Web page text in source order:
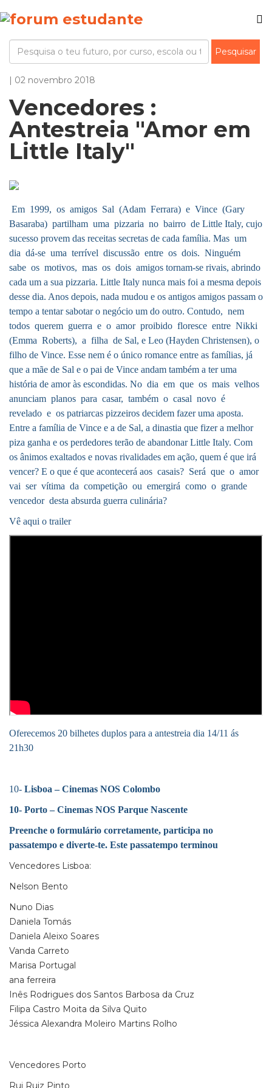
| 02 novembro 2018
Vencedores :
Antestreia "Amor em
Little Italy"
Em 1999, os amigos Sal (Adam Ferrara) e Vince (Gary
Basaraba) partilham uma pizzaria no bairro de Little Italy, cujo
sucesso provem das receitas secretas de cada família. Mas um
dia dá-se uma terrível discussão entre os dois. Ninguém
sabe os motivos, mas os dois amigos tornam-se rivais, abrindo
cada um a sua pizzaria. Little Italy nunca mais foi a mesma depois
desse dia. Anos depois, nada mudou e os antigos amigos passam o
tempo a tentar sabotar o negócio um do outro. Contudo, nem
todos querem guerra e o amor proibido floresce entre Nikki
(Emma Roberts), a filha de Sal, e Leo (Hayden Christensen), o
filho de Vince. Esse nem é o único romance entre as famílias, já
que a mãe de Sal e o pai de Vince andam também a ter uma
história de amor às escondidas. No dia em que os mais velhos
anunciam planos para casar, também o casal novo é
revelado e os patriarcas pizzeiros decidem fazer uma aposta.
Entre a família de Vince e a de Sal, a dinastia que fizer a melhor
piza ganha e os perdedores terão de abandonar Little Italy. Com
os ânimos exaltados e novas rivalidades em ação, quem é que irá
vencer? E o que é que acontecerá aos casais? Será que o amor
vai ser vítima da competição ou emergirá como o grande
vencedor desta absurda guerra culinária?
Vê aqui o trailer
Oferecemos 20 bilhetes duplos para a antestreia dia 14/11 ás
21h30
10- Lisboa – Cinemas NOS Colombo
10- Porto – Cinemas NOS Parque Nascente
Preenche o formulário corretamente, participa no
passatempo e diverte-te. Este passatempo terminou
Vencedores Lisboa:
Nelson Bento
Nuno Dias
Daniela Tomás
Daniela Aleixo Soares
Vanda Carreto
Marisa Portugal
ana ferreira
Inês Rodrigues dos Santos Barbosa da Cruz
Filipa Castro Moita da Silva Quito
Jéssica Alexandra Moleiro Martins Rolho
Vencedores Porto
Rui Ruiz Pinto